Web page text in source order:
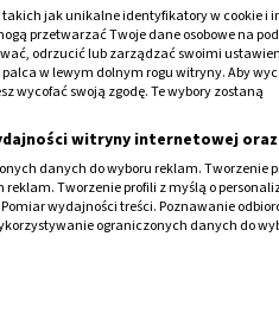
jak unikalne identyfikatory w cookie i
przetwarzać Twoje dane osobowe na
odrzucić lub zarządzać swoimi
w lewym dolnym rogu witryny. Aby
wycofać swoją zgodę. Te wybory zostaną
witryny internetowej
danych do wyboru reklam. Tworzenie
Tworzenie profili z myślą o
wydajności treści. Poznawanie
ograniczonych danych do